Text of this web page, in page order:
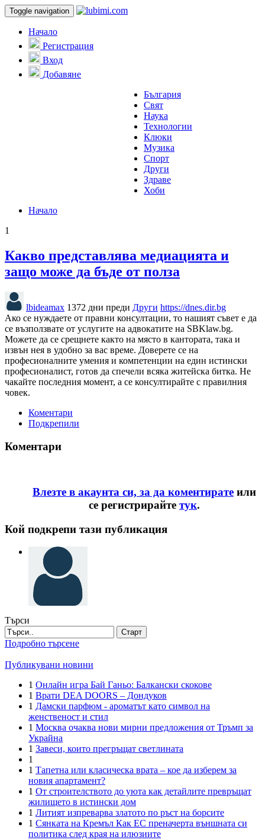
Toggle navigation
Начало
Регистрация
Вход
Добавяне
България
Свят
Наука
Технологии
Клюки
Музика
Спорт
Други
Здраве
Хоби
Начало
1
Какво представлява медиацията и
защо може да бъде от полза
lbideamax 1372 дни преди Други https://dnes.dir.bg
Ако се нуждаете от правни консултации, то нашият съвет е да
се възползвате от услугите на адвокатите на SBKlaw.bg.
Можете да се срещнете както на място в кантората, така и
извън нея в удобно за вас време. Доверете се на
професионалните умения и компетенции на един истински
професионалист, готов да спечели всяка житейска битка. Не
чакайте последния момент, а се консултирайте с правилния
човек.
Коментари
Подкрепили
Коментари
Влезте в акаунта си, за да коментирате или
се регистрирайте тук.
Кой подкрепи тази публикация
Търси
Старт
Подробно търсене
Публикувани новини
1 Онлайн игра Бай Ганьо: Балкански скокове
1 Врати DEA DOORS – Дондуков
1 Дамски парфюм - ароматът като символ на
женственост и стил
1 Москва очаква нови мирни предложения от Тръмп за
Украйна
1 Завеси, които прегръщат светлината
1
1 Тапетна или класическа врата – кое да изберем за
новия апартамент?
1 От строителството до уюта как детайлите превръщат
жилището в истински дом
1 Литият изпреварва златото по ръст на борсите
1 Сянката на Кремъл Как ЕС преначерта външната си
политика след края на илюзиите